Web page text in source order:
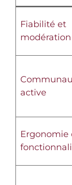
Fiabilité et
modération
active
Ergonomie